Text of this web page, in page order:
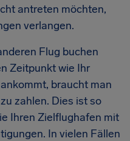
antreten möchten,
verlangen.
Flug buchen
Zeitpunkt wie Ihr
braucht man
zahlen. Dies ist so
Ihren Zielflughafen mit
In vielen Fällen